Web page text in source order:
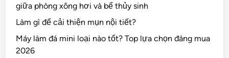
giữa phòng xông hơi và bể thủy sinh
Làm gì để cải thiện mụn nội tiết?
Máy làm đá mini loại nào tốt? Top lựa chọn đáng mua
2026